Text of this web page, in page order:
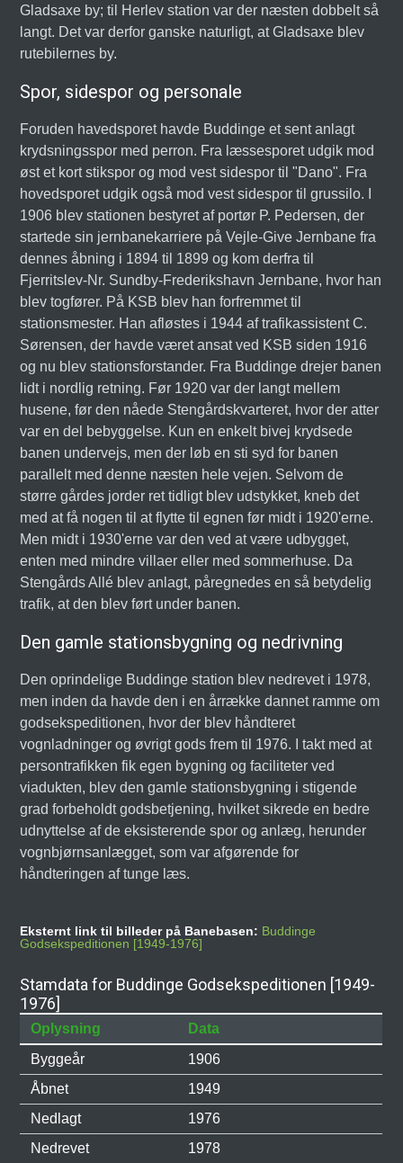
Gladsaxe by; til Herlev station var der næsten dobbelt så
langt. Det var derfor ganske naturligt, at Gladsaxe blev
rutebilernes by.
Spor, sidespor og personale
Foruden havedsporet havde Buddinge et sent anlagt
krydsningsspor med perron. Fra læssesporet udgik mod
øst et kort stikspor og mod vest sidespor til "Dano". Fra
hovedsporet udgik også mod vest sidespor til grussilo. I
1906 blev stationen bestyret af portør P. Pedersen, der
startede sin jernbanekarriere på Vejle-Give Jernbane fra
dennes åbning i 1894 til 1899 og kom derfra til
Fjerritslev-Nr. Sundby-Frederikshavn Jernbane, hvor han
blev togfører. På KSB blev han forfremmet til
stationsmester. Han afløstes i 1944 af trafikassistent C.
Sørensen, der havde været ansat ved KSB siden 1916
og nu blev stationsforstander. Fra Buddinge drejer banen
lidt i nordlig retning. Før 1920 var der langt mellem
husene, før den nåede Stengårdskvarteret, hvor der atter
var en del bebyggelse. Kun en enkelt bivej krydsede
banen undervejs, men der løb en sti syd for banen
parallelt med denne næsten hele vejen. Selvom de
større gårdes jorder ret tidligt blev udstykket, kneb det
med at få nogen til at flytte til egnen før midt i 1920'erne.
Men midt i 1930'erne var den ved at være udbygget,
enten med mindre villaer eller med sommerhuse. Da
Stengårds Allé blev anlagt, påregnedes en så betydelig
trafik, at den blev ført under banen.
Den gamle stationsbygning og nedrivning
Den oprindelige Buddinge station blev nedrevet i 1978,
men inden da havde den i en årrække dannet ramme om
godsekspeditionen, hvor der blev håndteret
vognladninger og øvrigt gods frem til 1976. I takt med at
persontrafikken fik egen bygning og faciliteter ved
viadukten, blev den gamle stationsbygning i stigende
grad forbeholdt godsbetjening, hvilket sikrede en bedre
udnyttelse af de eksisterende spor og anlæg, herunder
vognbjørnsanlægget, som var afgørende for
håndteringen af tunge læs.
Eksternt link til billeder på Banebasen: Buddinge
Godsekspeditionen [1949-1976]
Stamdata for Buddinge Godsekspeditionen [1949-
1976]
Oplysning
Data
Byggeår
1906
Åbnet
1949
Nedlagt
1976
Nedrevet
1978